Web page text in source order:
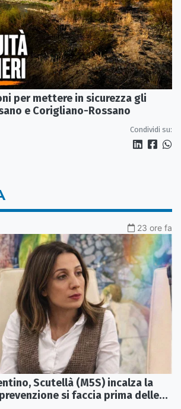
per mettere in sicurezza gli
e Corigliano-Rossano
Condividi su:
23 ore fa
Scutellà (M5S) incalza la
si faccia prima delle